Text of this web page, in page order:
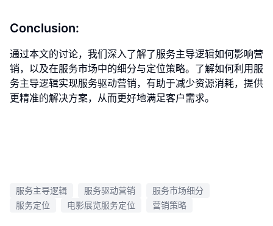
Conclusion:
通过本文的讨论，我们深入了解了服务主导逻辑如何影响营
销，以及在服务市场中的细分与定位策略。了解如何利用服
务主导逻辑实现服务驱动营销，有助于减少资源消耗，提供
更精准的解决方案，从而更好地满足客户需求。
服务主导逻辑 服务驱动营销
服务市场细分
服务定位
电影展览服务定位 营销策略